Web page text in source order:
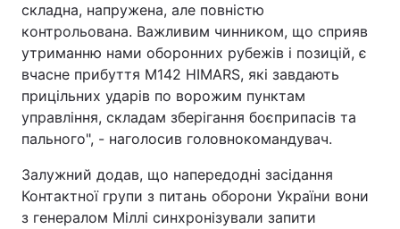
складна, напружена, але повністю
контрольована. Важливим чинником, що сприяв
утриманню нами оборонних рубежів і позицій, є
вчасне прибуття М142 HIMARS, які завдають
прицільних ударів по ворожим пунктам
управління, складам зберігання боєприпасів та
пального", - наголосив головнокомандувач.
Залужний додав, що напередодні засідання
Контактної групи з питань оборони України вони
з генералом Міллі синхронізували запити